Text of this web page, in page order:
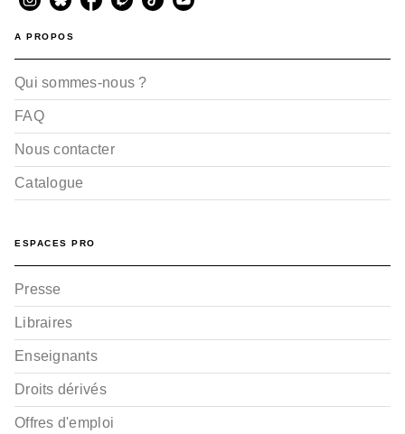
A PROPOS
Qui sommes-nous ?
FAQ
Nous contacter
Catalogue
ESPACES PRO
Presse
Libraires
Enseignants
Droits dérivés
Offres d'emploi